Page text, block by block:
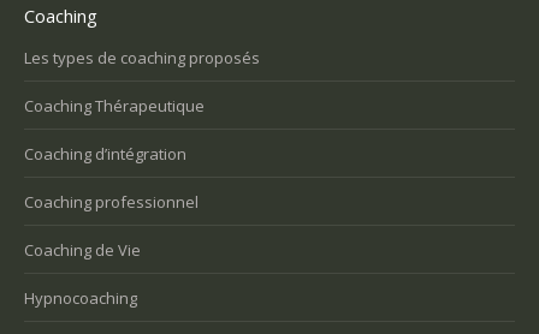
Coaching
Les types de coaching proposés
Coaching Thérapeutique
Coaching d’intégration
Coaching professionnel
Coaching de Vie
Hypnocoaching